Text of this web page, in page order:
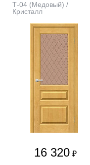
Т-04 (Медовый) /
Кристалл
16 320 ₽